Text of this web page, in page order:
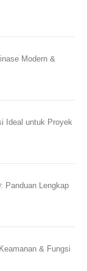
Modern &
Ideal untuk Proyek
Panduan Lengkap
& Fungsi